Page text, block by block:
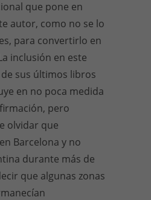
que pone en
autor, como no se lo
para convertirlo en
inclusión en este
sus últimos libros
en no poca medida
pero
olvidar que
Barcelona y no
durante más de
que algunas zonas